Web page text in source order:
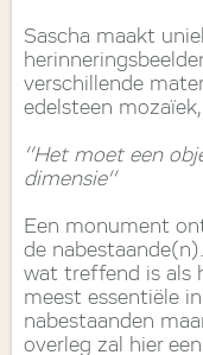
Sascha maakt
verschillende
edelsteen
‘‘Het moet een
dimensie‘‘
Een monument
de
wat treffend is als
meest essentiële
nabestaanden
overleg zal hier